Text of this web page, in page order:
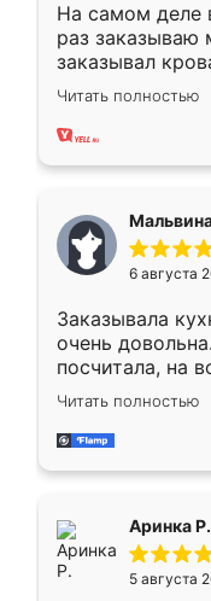
На самом деле
раз заказываю
заказывал
ребёнка при
заказал шкаф-
хорошее
меньше, здесь
Мне нравится
мебели буду
Читать полностью
6 августа
Заказывала
очень
посчитала, на
Замерщик
делу со всей
за день, ребята
Читать полностью
Аринка Р.
5 августа